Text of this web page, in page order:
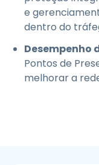
e
dentro do
Desempenho
Pontos de
melhorar a